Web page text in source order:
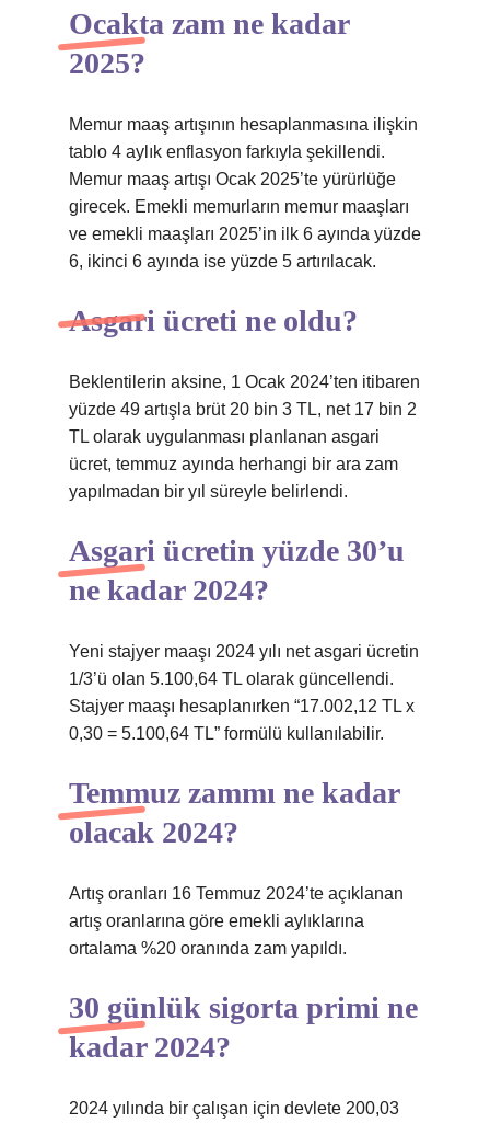
Ocakta zam ne kadar
2025?
Memur maaş artışının hesaplanmasına ilişkin
tablo 4 aylık enflasyon farkıyla şekillendi.
Memur maaş artışı Ocak 2025’te yürürlüğe
girecek. Emekli memurların memur maaşları
ve emekli maaşları 2025’in ilk 6 ayında yüzde
6, ikinci 6 ayında ise yüzde 5 artırılacak.
Asgari ücreti ne oldu?
Beklentilerin aksine, 1 Ocak 2024’ten itibaren
yüzde 49 artışla brüt 20 bin 3 TL, net 17 bin 2
TL olarak uygulanması planlanan asgari
ücret, temmuz ayında herhangi bir ara zam
yapılmadan bir yıl süreyle belirlendi.
Asgari ücretin yüzde 30’u
ne kadar 2024?
Yeni stajyer maaşı 2024 yılı net asgari ücretin
1/3’ü olan 5.100,64 TL olarak güncellendi.
Stajyer maaşı hesaplanırken “17.002,12 TL x
0,30 = 5.100,64 TL” formülü kullanılabilir.
Temmuz zammı ne kadar
olacak 2024?
Artış oranları 16 Temmuz 2024’te açıklanan
artış oranlarına göre emekli aylıklarına
ortalama %20 oranında zam yapıldı.
30 günlük sigorta primi ne
kadar 2024?
2024 yılında bir çalışan için devlete 200,03